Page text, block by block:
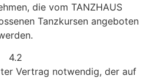
die vom TANZHAUS
Tanzkursen angeboten
4.2
Vertrag notwendig, der auf